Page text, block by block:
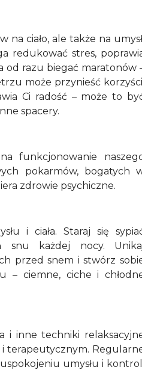
na ciało, ale także na
redukować stres,
od razu biegać maratonów
może przynieść
Ci radość – może to
spacery.
funkcjonowanie
pokarmów, bogatych
zdrowie psychiczne.
i ciała. Staraj się
snu każdej nocy.
przed snem i stwórz
– ciemne, ciche i
i inne techniki
terapeutycznym.
umysłu i